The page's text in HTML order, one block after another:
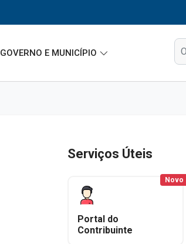
GOVERNO E MUNICÍPIO
Serviços Úteis
Portal do
Contribuinte
Novo